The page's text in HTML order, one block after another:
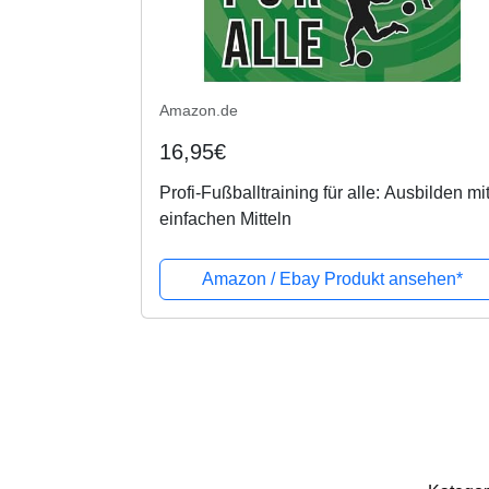
Amazon.de
16,95€
Profi-Fußballtraining für alle: Ausbilden mit
einfachen Mitteln
Amazon / Ebay Produkt ansehen*